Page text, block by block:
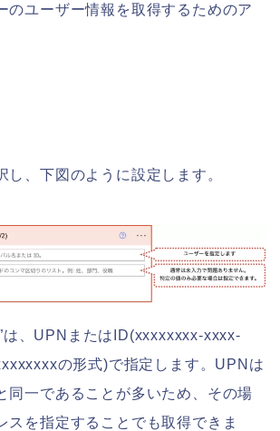
のユーザー情報を取得するためのア
し、下図のように設定します。
は、UPNまたはID(xxxxxxxx-xxxx-
の形式)で指定します。UPNは
同一であることが多いため、その場
スを指定することでも取得できま